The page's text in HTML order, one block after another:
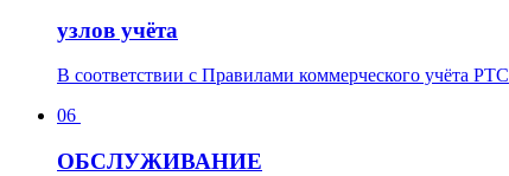
узлов учёта
В соответствии с Правилами коммерческого учёта РТС
06
ОБСЛУЖИВАНИЕ